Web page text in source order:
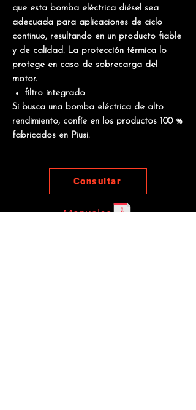
que esta bomba eléctrica diésel sea
adecuada para aplicaciones de ciclo
continuo, resultando en un producto fiable
y de calidad. La protección térmica lo
protege en caso de sobrecarga del
motor.
filtro integrado
Si busca una bomba eléctrica de alto
rendimiento, confíe en los productos 100 %
fabricados en Piusi.
Consultar
Manuales